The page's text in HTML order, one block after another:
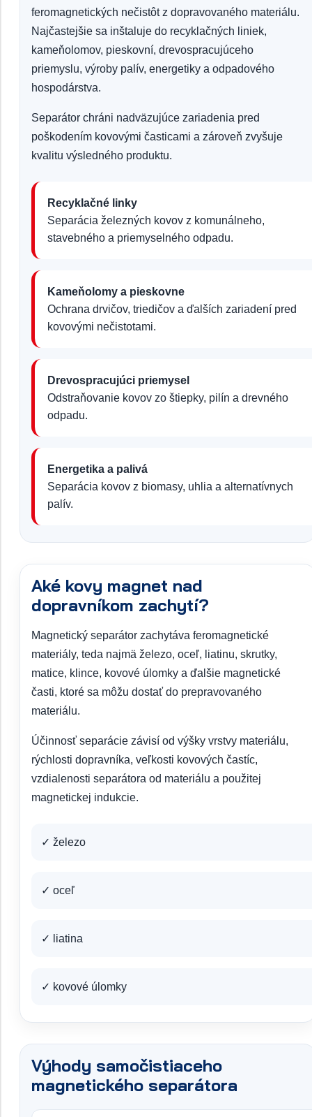
feromagnetických nečistôt z dopravovaného materiálu.
Najčastejšie sa inštaluje do recyklačných liniek,
kameňolomov, pieskovní, drevospracujúceho
priemyslu, výroby palív, energetiky a odpadového
hospodárstva.
Separátor chráni nadväzujúce zariadenia pred
poškodením kovovými časticami a zároveň zvyšuje
kvalitu výsledného produktu.
Recyklačné linky
Separácia železných kovov z komunálneho,
stavebného a priemyselného odpadu.
Kameňolomy a pieskovne
Ochrana drvičov, triedičov a ďalších zariadení pred
kovovými nečistotami.
Drevospracujúci priemysel
Odstraňovanie kovov zo štiepky, pilín a drevného
odpadu.
Energetika a palivá
Separácia kovov z biomasy, uhlia a alternatívnych
palív.
Aké kovy magnet nad
dopravníkom zachytí?
Magnetický separátor zachytáva feromagnetické
materiály, teda najmä železo, oceľ, liatinu, skrutky,
matice, klince, kovové úlomky a ďalšie magnetické
časti, ktoré sa môžu dostať do prepravovaného
materiálu.
Účinnosť separácie závisí od výšky vrstvy materiálu,
rýchlosti dopravníka, veľkosti kovových častíc,
vzdialenosti separátora od materiálu a použitej
magnetickej indukcie.
✓ železo
✓ oceľ
✓ liatina
✓ kovové úlomky
Výhody samočistiaceho
magnetického separátora